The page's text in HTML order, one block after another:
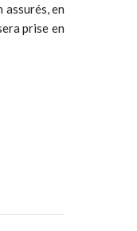
assurés, en
prise en